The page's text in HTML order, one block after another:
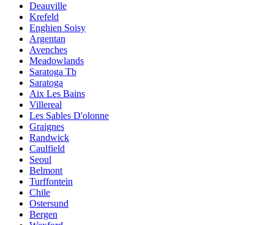
Deauville
Krefeld
Enghien Soisy
Argentan
Avenches
Meadowlands
Saratoga Tb
Saratoga
Aix Les Bains
Villereal
Les Sables D'olonne
Graignes
Randwick
Caulfield
Seoul
Belmont
Turffontein
Chile
Ostersund
Bergen